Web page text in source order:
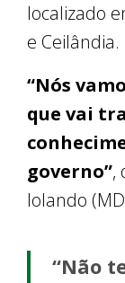
localizado
e Ceilândia.
“Nós
que vai
governo”,
Iolando
“Não